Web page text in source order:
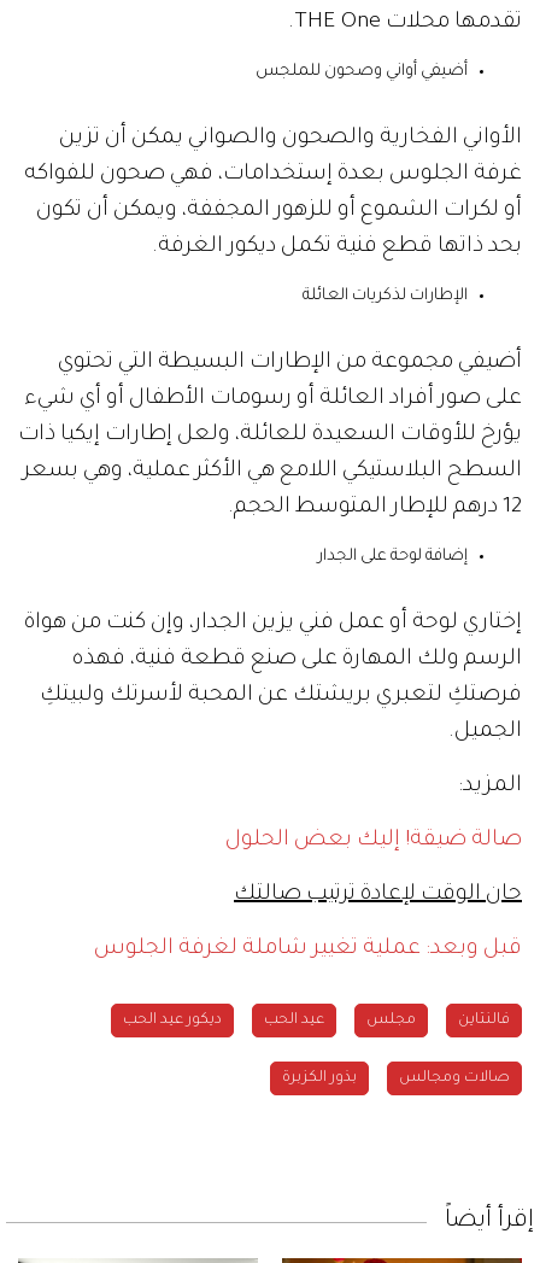
تقدمها محلات THE One.
أضيفي أواني وصحون للملجس
الأواني الفخارية والصحون والصواني يمكن أن تزين
غرفة الجلوس بعدة إستخدامات، فهي صحون للفواكه
أو لكرات الشموع أو للزهور المجففة، ويمكن أن تكون
بحد ذاتها قطع فنية تكمل ديكور الغرفة.
الإطارات لذكريات العائلة
أضيفي مجموعة من الإطارات البسيطة التي تحتوي
على صور أفراد العائلة أو رسومات الأطفال أو أي شيء
يؤرخ للأوقات السعيدة للعائلة، ولعل إطارات إيكيا ذات
السطح البلاستيكي اللامع هي الأكثر عملية، وهي بسعر
12 درهم للإطار المتوسط الحجم.
إضافة لوحة على الجدار
إختاري لوحة أو عمل فني يزين الجدار، وإن كنت من هواة
الرسم ولك المهارة على صنع قطعة فنية، فهذه
فرصتكِ لتعبري بريشتك عن المحبة لأسرتك ولبيتكِ
الجميل.
المزيد:
صالة ضيقة! إليك بعض الحلول
حان الوقت لإعادة ترتيب صالتك
قبل وبعد: عملية تغيير شاملة لغرفة الجلوس
فالنتاين مجلس عيد الحب ديكور عيد الحب
صالات ومجالس بذور الكزبرة
إقرأ أيضاً